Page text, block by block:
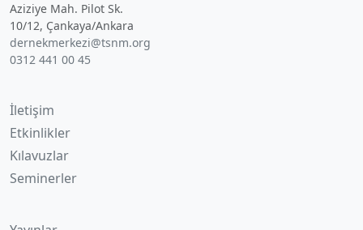
Aziziye Mah. Pilot Sk.
10/12, Çankaya/Ankara
dernekmerkezi@tsnm.org
0312 441 00 45
İletişim
Etkinlikler
Kılavuzlar
Seminerler